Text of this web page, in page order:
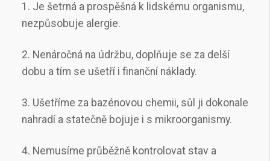
1. Je šetrná a prospěšná k lidskému organismu,
nezpůsobuje alergie.
2. Nenáročná na údržbu, doplňuje se za delší
dobu a tím se ušetří i finanční náklady.
3. Ušetříme za bazénovou chemii, sůl ji dokonale
nahradí a statečně bojuje i s mikroorganismy.
4. Nemusíme průběžně kontrolovat stav a